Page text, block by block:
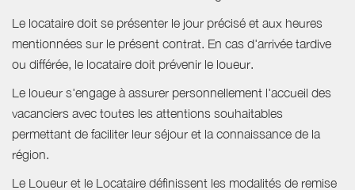
Le locataire doit se présenter le jour précisé et aux heures
mentionnées sur le présent contrat. En cas d'arrivée tardive
ou différée, le locataire doit prévenir le loueur.
Le loueur s'engage à assurer personnellement l'accueil des
vacanciers avec toutes les attentions souhaitables
permettant de faciliter leur séjour et la connaissance de la
région.
Le Loueur et le Locataire définissent les modalités de remise